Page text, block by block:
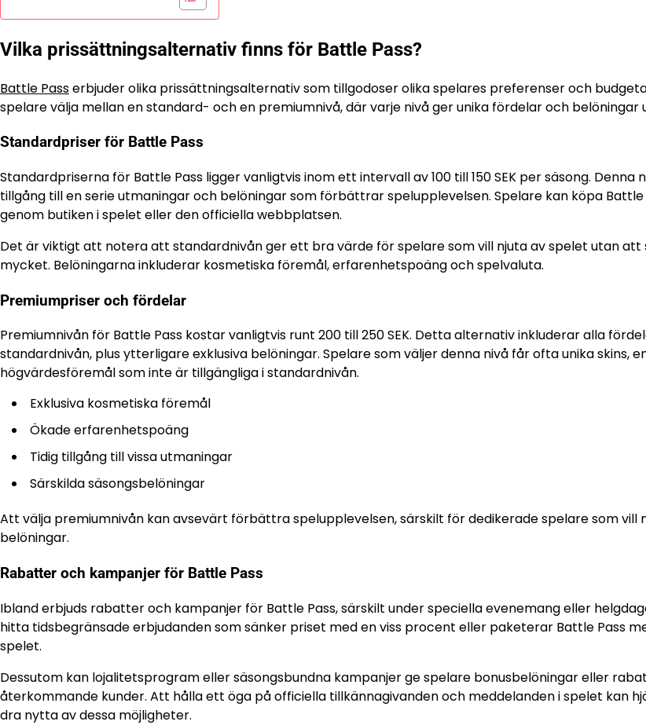
Vilka prissättningsalternativ finns för Battle Pass?
Battle Passerbjuder olika prissättningsalternativ som tillgodoser olika spelares preferenser och
spelare välja mellan en standard- och en premiumnivå, där varje nivå ger unika fördelar och belöningar
Standardpriser för Battle Pass
Standardpriserna för Battle Pass ligger vanligtvis inom ett intervall av 100 till 150 SEK per säsong. Denna
tillgång till en serie utmaningar och belöningar som förbättrar spelupplevelsen. Spelare kan köpa Battle
genom butiken i spelet eller den officiella webbplatsen.
Det är viktigt att notera att standardnivån ger ett bra värde för spelare som vill njuta av spelet utan att
mycket. Belöningarna inkluderar kosmetiska föremål, erfarenhetspoäng och spelvaluta.
Premiumpriser och fördelar
Premiumnivån för Battle Pass kostar vanligtvis runt 200 till 250 SEK. Detta alternativ inkluderar alla
standardnivån, plus ytterligare exklusiva belöningar. Spelare som väljer denna nivå får ofta unika skins,
högvärdesföremål som inte är tillgängliga i standardnivån.
Exklusiva kosmetiska föremål
Ökade erfarenhetspoäng
Tidig tillgång till vissa utmaningar
Särskilda säsongsbelöningar
Att välja premiumnivån kan avsevärt förbättra spelupplevelsen, särskilt för dedikerade spelare som vill
belöningar.
Rabatter och kampanjer för Battle Pass
Ibland erbjuds rabatter och kampanjer för Battle Pass, särskilt under speciella evenemang eller
hitta tidsbegränsade erbjudanden som sänker priset med en viss procent eller paketerar Battle Pass
spelet.
Dessutom kan lojalitetsprogram eller säsongsbundna kampanjer ge spelare bonusbelöningar eller
återkommande kunder. Att hålla ett öga på officiella tillkännagivanden och meddelanden i spelet kan
dra nytta av dessa möjligheter.